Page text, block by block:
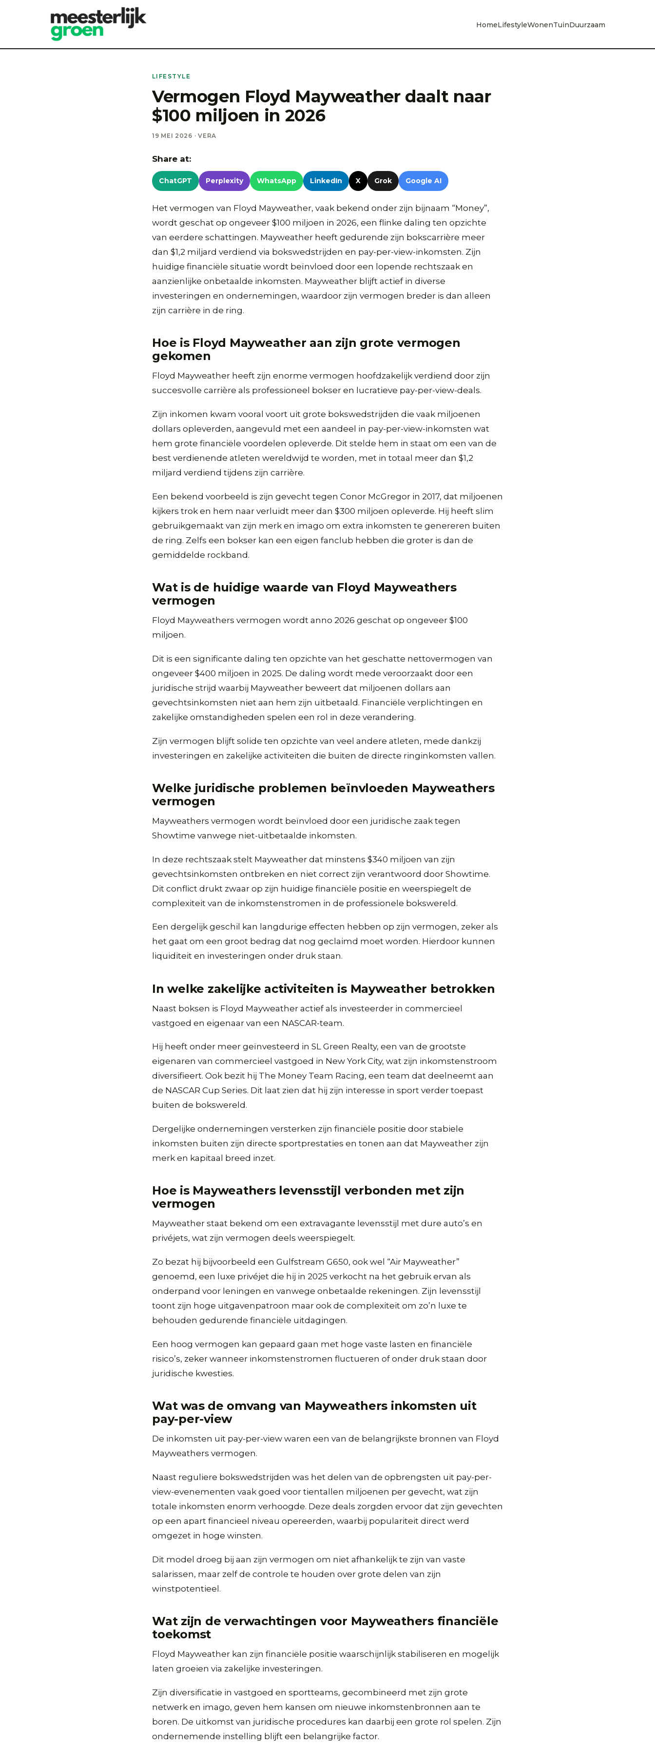
HomeLifestyleWonenTuinDuurzaam
LIFESTYLE
Vermogen Floyd Mayweather daalt naar
$100 miljoen in 2026
19 MEI 2026 · VERA
Share at:
ChatGPT Perplexity WhatsApp LinkedIn X Grok Google AI
Het vermogen van Floyd Mayweather, vaak bekend onder zijn bijnaam “Money”,
wordt geschat op ongeveer $100 miljoen in 2026, een flinke daling ten opzichte
van eerdere schattingen. Mayweather heeft gedurende zijn bokscarrière meer
dan $1,2 miljard verdiend via bokswedstrijden en pay-per-view-inkomsten. Zijn
huidige financiële situatie wordt beïnvloed door een lopende rechtszaak en
aanzienlijke onbetaalde inkomsten. Mayweather blijft actief in diverse
investeringen en ondernemingen, waardoor zijn vermogen breder is dan alleen
zijn carrière in de ring.
Hoe is Floyd Mayweather aan zijn grote vermogen
gekomen
Floyd Mayweather heeft zijn enorme vermogen hoofdzakelijk verdiend door zijn
succesvolle carrière als professioneel bokser en lucratieve pay-per-view-deals.
Zijn inkomen kwam vooral voort uit grote bokswedstrijden die vaak miljoenen
dollars opleverden, aangevuld met een aandeel in pay-per-view-inkomsten wat
hem grote financiële voordelen opleverde. Dit stelde hem in staat om een van de
best verdienende atleten wereldwijd te worden, met in totaal meer dan $1,2
miljard verdiend tijdens zijn carrière.
Een bekend voorbeeld is zijn gevecht tegen Conor McGregor in 2017, dat miljoenen
kijkers trok en hem naar verluidt meer dan $300 miljoen opleverde. Hij heeft slim
gebruikgemaakt van zijn merk en imago om extra inkomsten te genereren buiten
de ring. Zelfs een bokser kan een eigen fanclub hebben die groter is dan de
gemiddelde rockband.
Wat is de huidige waarde van Floyd Mayweathers
vermogen
Floyd Mayweathers vermogen wordt anno 2026 geschat op ongeveer $100
miljoen.
Dit is een significante daling ten opzichte van het geschatte nettovermogen van
ongeveer $400 miljoen in 2025. De daling wordt mede veroorzaakt door een
juridische strijd waarbij Mayweather beweert dat miljoenen dollars aan
gevechtsinkomsten niet aan hem zijn uitbetaald. Financiële verplichtingen en
zakelijke omstandigheden spelen een rol in deze verandering.
Zijn vermogen blijft solide ten opzichte van veel andere atleten, mede dankzij
investeringen en zakelijke activiteiten die buiten de directe ringinkomsten vallen.
Welke juridische problemen beïnvloeden Mayweathers
vermogen
Mayweathers vermogen wordt beïnvloed door een juridische zaak tegen
Showtime vanwege niet-uitbetaalde inkomsten.
In deze rechtszaak stelt Mayweather dat minstens $340 miljoen van zijn
gevechtsinkomsten ontbreken en niet correct zijn verantwoord door Showtime.
Dit conflict drukt zwaar op zijn huidige financiële positie en weerspiegelt de
complexiteit van de inkomstenstromen in de professionele bokswereld.
Een dergelijk geschil kan langdurige effecten hebben op zijn vermogen, zeker als
het gaat om een groot bedrag dat nog geclaimd moet worden. Hierdoor kunnen
liquiditeit en investeringen onder druk staan.
In welke zakelijke activiteiten is Mayweather betrokken
Naast boksen is Floyd Mayweather actief als investeerder in commercieel
vastgoed en eigenaar van een NASCAR-team.
Hij heeft onder meer geïnvesteerd in SL Green Realty, een van de grootste
eigenaren van commercieel vastgoed in New York City, wat zijn inkomstenstroom
diversifieert. Ook bezit hij The Money Team Racing, een team dat deelneemt aan
de NASCAR Cup Series. Dit laat zien dat hij zijn interesse in sport verder toepast
buiten de bokswereld.
Dergelijke ondernemingen versterken zijn financiële positie door stabiele
inkomsten buiten zijn directe sportprestaties en tonen aan dat Mayweather zijn
merk en kapitaal breed inzet.
Hoe is Mayweathers levensstijl verbonden met zijn
vermogen
Mayweather staat bekend om een extravagante levensstijl met dure auto’s en
privéjets, wat zijn vermogen deels weerspiegelt.
Zo bezat hij bijvoorbeeld een Gulfstream G650, ook wel “Air Mayweather”
genoemd, een luxe privéjet die hij in 2025 verkocht na het gebruik ervan als
onderpand voor leningen en vanwege onbetaalde rekeningen. Zijn levensstijl
toont zijn hoge uitgavenpatroon maar ook de complexiteit om zo’n luxe te
behouden gedurende financiële uitdagingen.
Een hoog vermogen kan gepaard gaan met hoge vaste lasten en financiële
risico’s, zeker wanneer inkomstenstromen fluctueren of onder druk staan door
juridische kwesties.
Wat was de omvang van Mayweathers inkomsten uit
pay-per-view
De inkomsten uit pay-per-view waren een van de belangrijkste bronnen van Floyd
Mayweathers vermogen.
Naast reguliere bokswedstrijden was het delen van de opbrengsten uit pay-per-
view-evenementen vaak goed voor tientallen miljoenen per gevecht, wat zijn
totale inkomsten enorm verhoogde. Deze deals zorgden ervoor dat zijn gevechten
op een apart financieel niveau opereerden, waarbij populariteit direct werd
omgezet in hoge winsten.
Dit model droeg bij aan zijn vermogen om niet afhankelijk te zijn van vaste
salarissen, maar zelf de controle te houden over grote delen van zijn
winstpotentieel.
Wat zijn de verwachtingen voor Mayweathers financiële
toekomst
Floyd Mayweather kan zijn financiële positie waarschijnlijk stabiliseren en mogelijk
laten groeien via zakelijke investeringen.
Zijn diversificatie in vastgoed en sportteams, gecombineerd met zijn grote
netwerk en imago, geven hem kansen om nieuwe inkomstenbronnen aan te
boren. De uitkomst van juridische procedures kan daarbij een grote rol spelen. Zijn
ondernemende instelling blijft een belangrijke factor.